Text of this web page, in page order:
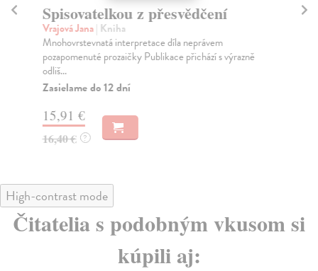
Spisovatelkou z přesvědčení
Vrajová Jana| Kniha
Mnohovrstevnatá interpretace díla neprávem
pozapomenuté prozaičky Publikace přichází s výrazně
odliš...
Zasielame do 12 dní
15,91 €
16,40 € ?
High-contrast mode
Čitatelia s podobným vkusom si
kúpili aj: